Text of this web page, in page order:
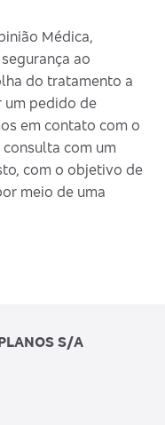
Médica,
ao
do tratamento a
um pedido de
em contato com o
com um
com o objetivo de
meio de uma
S/A